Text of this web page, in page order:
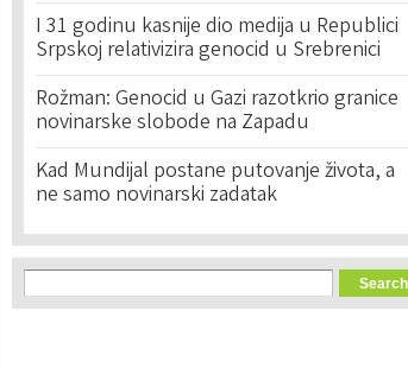
I 31 godinu kasnije dio medija u Republici
Srpskoj relativizira genocid u Srebrenici
Rožman: Genocid u Gazi razotkrio granice
novinarske slobode na Zapadu
Kad Mundijal postane putovanje života, a
ne samo novinarski zadatak
Search form
Search